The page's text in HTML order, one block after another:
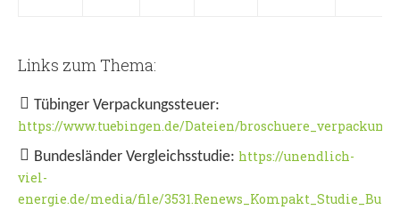
Links zum Thema:
Tübinger Verpackungssteuer:
https://www.tuebingen.de/Dateien/
Bundesländer Vergleichsstudie: https://unendlich-
viel-
energie.de/media/file/